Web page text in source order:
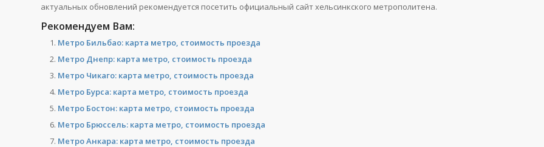
актуальных обновлений рекомендуется посетить официальный сайт хельсинкского метрополитена.
Рекомендуем Вам:
Метро Бильбао: карта метро, стоимость проезда
Метро Днепр: карта метро, стоимость проезда
Метро Чикаго: карта метро, стоимость проезда
Метро Бурса: карта метро, стоимость проезда
Метро Бостон: карта метро, стоимость проезда
Метро Брюссель: карта метро, стоимость проезда
Метро Анкара: карта метро, стоимость проезда